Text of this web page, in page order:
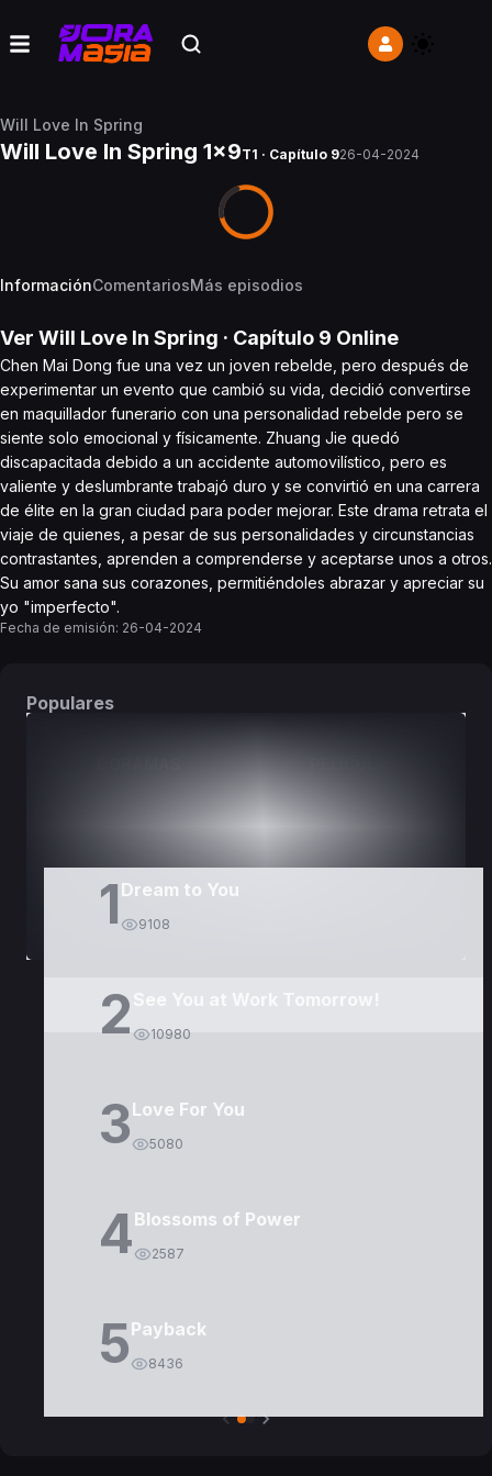
Will Love In Spring
Will Love In Spring 1x9T1 · Capítulo 926-04-2024
InformaciónComentariosMás episodios
Ver Will Love In Spring · Capítulo 9 Online
Chen Mai Dong fue una vez un joven rebelde, pero después de
experimentar un evento que cambió su vida, decidió convertirse
en maquillador funerario con una personalidad rebelde pero se
siente solo emocional y físicamente. Zhuang Jie quedó
discapacitada debido a un accidente automovilístico, pero es
valiente y deslumbrante trabajó duro y se convirtió en una carrera
de élite en la gran ciudad para poder mejorar. Este drama retrata el
viaje de quienes, a pesar de sus personalidades y circunstancias
contrastantes, aprenden a comprenderse y aceptarse unos a otros.
Su amor sana sus corazones, permitiéndoles abrazar y apreciar su
yo "imperfecto".
Fecha de emisión: 26-04-2024
Populares
1 Dream to You
9108
2 10980
3Love For You
5080
4Blossoms of Power
2587
5Payback
8436